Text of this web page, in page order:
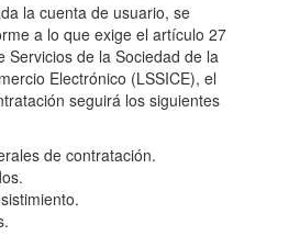
la cuenta de usuario, se
a lo que exige el artículo 27
Servicios de la Sociedad de la
Electrónico (LSSICE), el
seguirá los siguientes
de contratación.